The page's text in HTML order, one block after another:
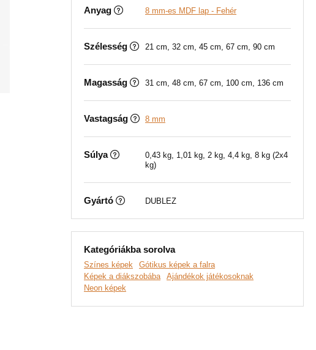
Anyag 8 mm-es MDF lap - Fehér
Szélesség 21 cm, 32 cm, 45 cm, 67 cm, 90 cm
Magasság 31 cm, 48 cm, 67 cm, 100 cm, 136 cm
Vastagság 8 mm
Súlya
0,43 kg, 1,01 kg, 2 kg, 4,4 kg, 8 kg (2x4
kg)
Gyártó DUBLEZ
Kategóriákba sorolva
Színes képek
Gótikus képek a falra
Képek a diákszobába
Ajándékok játékosoknak
Neon képek